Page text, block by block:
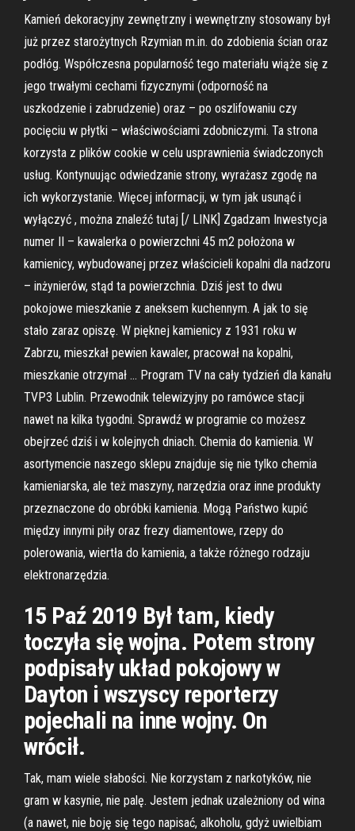
Kamień dekoracyjny zewnętrzny i wewnętrzny stosowany był
już przez starożytnych Rzymian m.in. do zdobienia ścian oraz
podłóg. Współczesna popularność tego materiału wiąże się z
jego trwałymi cechami fizycznymi (odporność na
uszkodzenie i zabrudzenie) oraz – po oszlifowaniu czy
pocięciu w płytki – właściwościami zdobniczymi. Ta strona
korzysta z plików cookie w celu usprawnienia świadczonych
usług. Kontynuując odwiedzanie strony, wyrażasz zgodę na
ich wykorzystanie. Więcej informacji, w tym jak usunąć i
wyłączyć , można znaleźć tutaj [/ LINK] Zgadzam Inwestycja
numer II – kawalerka o powierzchni 45 m2 położona w
kamienicy, wybudowanej przez właścicieli kopalni dla nadzoru
– inżynierów, stąd ta powierzchnia. Dziś jest to dwu
pokojowe mieszkanie z aneksem kuchennym. A jak to się
stało zaraz opiszę. W pięknej kamienicy z 1931 roku w
Zabrzu, mieszkał pewien kawaler, pracował na kopalni,
mieszkanie otrzymał … Program TV na cały tydzień dla kanału
TVP3 Lublin. Przewodnik telewizyjny po ramówce stacji
nawet na kilka tygodni. Sprawdź w programie co możesz
obejrzeć dziś i w kolejnych dniach. Chemia do kamienia. W
asortymencie naszego sklepu znajduje się nie tylko chemia
kamieniarska, ale też maszyny, narzędzia oraz inne produkty
przeznaczone do obróbki kamienia. Mogą Państwo kupić
między innymi piły oraz frezy diamentowe, rzepy do
polerowania, wiertła do kamienia, a także różnego rodzaju
elektronarzędzia.
15 Paź 2019 Był tam, kiedy
toczyła się wojna. Potem strony
podpisały układ pokojowy w
Dayton i wszyscy reporterzy
pojechali na inne wojny. On
wrócił.
Tak, mam wiele słabości. Nie korzystam z narkotyków, nie
gram w kasynie, nie palę. Jestem jednak uzależniony od wina
(a nawet, nie boję się tego napisać, alkoholu, gdyż uwielbiam